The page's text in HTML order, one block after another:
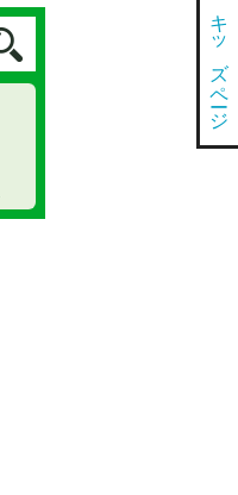
キッズページ